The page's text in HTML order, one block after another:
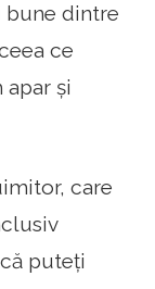
bune dintre
ce
și
care
puteți